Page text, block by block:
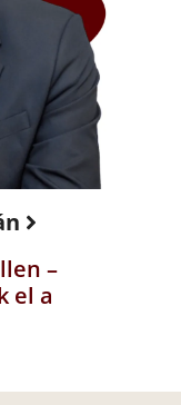
–
el a